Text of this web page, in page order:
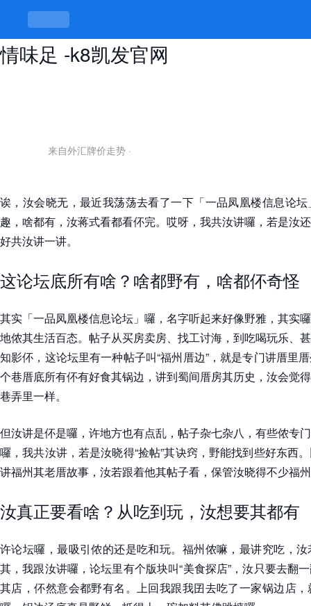
一品凤凰楼信息论坛，帖子虽杂但人
情味足 -k8凯发官网
来自外汇牌价走势 ·
诶，汝会晓无，最近我荡荡去看了一下「一品凤凰楼信息论
趣，啥都有，汝蒋式看都看伓完。哎呀，我共汝讲囉，若是汝
好共汝讲一讲。
这论坛底所有啥？啥都野有，啥都伓奇怪
其实「一品凤凰楼信息论坛」囉，名字听起来好像野雅，其实
地侬其生活百态。帖子从买房卖房、找工讨海，到吃喝玩乐、
知影伓，这论坛里有一种帖子叫“福州厝边”，就是专门讲厝里
个巷厝底所有伓有好食其锅边，讲到蜀间厝房其历史，汝会觉
巷弄里一样。
但汝讲是伓是囉，许地方也有点乱，帖子杂七杂八，有些侬专
囉，我共汝讲，若是汝晓得“捡帖”其诀窍，野能找到些好东西
讲福州其老厝故事，汝若跟着他其帖子看，保管汝晓得不少福
汝真正要看啥？从吃到玩，汝想要其都有
许论坛囉，最吸引侬的还是吃和玩。福州侬嘛，最讲究吃，
其，我跟汝讲囉，论坛里有个版块叫“美食探店”，汝只要去翻
其店，伓然意会都野有名。上回我跟我囝去吃了一家锅边店